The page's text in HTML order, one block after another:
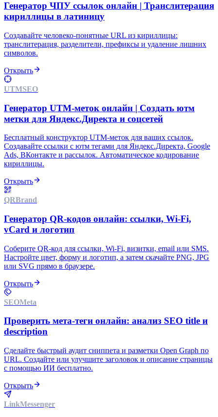
Генератор ЧПУ ссылок онлайн | Транслитерация
кириллицы в латиницу
Создавайте человеко-понятные URL из кириллицы:
транслитерация, разделители, префиксы и удаление лишних
символов.
Открыть
UTMSEO
Генератор UTM-меток онлайн | Создать ютм
метки для Яндекс.Директа и соцсетей
Бесплатный конструктор UTM-меток для ваших ссылок.
Создавайте ссылки с ютм тегами для Яндекс.Директа, Google
Ads, ВКонтакте и рассылок. Автоматическое кодирование
кириллицы.
Открыть
QRBrand
Генератор QR-кодов онлайн: ссылки, Wi‑Fi,
vCard и логотип
Соберите QR-код для ссылки, Wi‑Fi, визитки, email или SMS.
Настройте цвет, форму и логотип, а затем скачайте PNG, JPG
или SVG прямо в браузере.
Открыть
SEOMeta
Проверить мета-теги онлайн: анализ SEO title и
description
Сделайте быстрый аудит сниппета и разметки Open Graph по
URL. Создайте или улучшите заголовок и описание страницы
с помощью ИИ бесплатно.
Открыть
LinkMessenger